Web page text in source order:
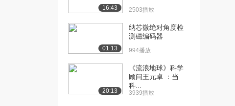
[16] 哈尔滨工业大学公开
04:31
[17] 哈尔滨工业大学公开
课：集电极开路门
09:21
16:43 2503播放
01:13
纳芯微绝对角度检
测磁编码器
994播放
20:13
《流浪地球》科学
顾问王元卓 ：当
科...
3939播放